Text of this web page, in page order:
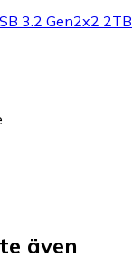
3.2 Gen2x2 2TB
även